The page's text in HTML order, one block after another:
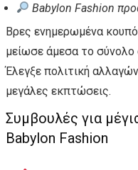
Babylon Fashion
Βρες ενημερωμένα
μείωσε άμεσα το σύνολο
Έλεγξε πολιτική
μεγάλες εκπτώσεις.
Συμβουλές για
Babylon Fashion